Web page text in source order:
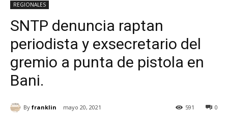
REGIONALES
SNTP denuncia raptan
periodista y exsecretario del
gremio a punta de pistola en
Bani.
By franklin mayo 20, 2021 0
591